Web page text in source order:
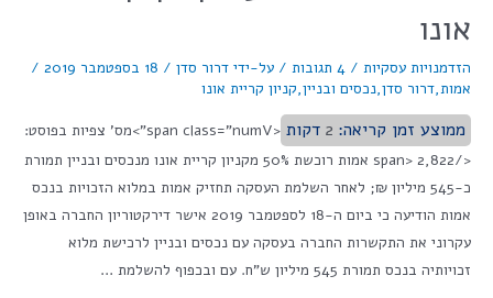
אונו
הזדמנויות עסקיות / 4 תגובות / על-ידי דרור סדן / 18 בספטמבר 2019
/
אמות,דרור סדן,נכסים ובניין,קניון קריית אונו
ממוצע זמן קריאה: 2 דקות
<span class="numV">מס' צפיות בפוסט:
</span> 2,822 אמות רוכשת 50% מקניון קריית אונו מנכסים ובניין תמורת
כ-545 מיליון ₪; לאחר השלמת העסקה תחזיק אמות במלוא הזכויות בנכס
אמות הודיעה כי ביום ה-18 לספטמבר 2019 אישר דירקטוריון החברה באופן
עקרוני את התקשרות החברה בעסקה עם נכסים ובניין לרכישת מלוא
זכויותיה בנכס תמורת 545 מיליון ש"ח. עם ובכפוף להשלמת …